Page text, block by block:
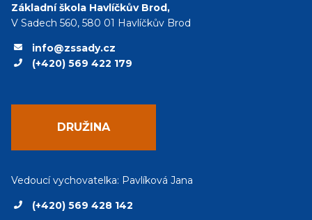
Základní škola Havlíčkův Brod,
V Sadech 560, 580 01 Havlíčkův Brod
info@zssady.cz
(+420) 569 422 179
DRUŽINA
Vedoucí vychovatelka: Pavlíková Jana
(+420) 569 428 142